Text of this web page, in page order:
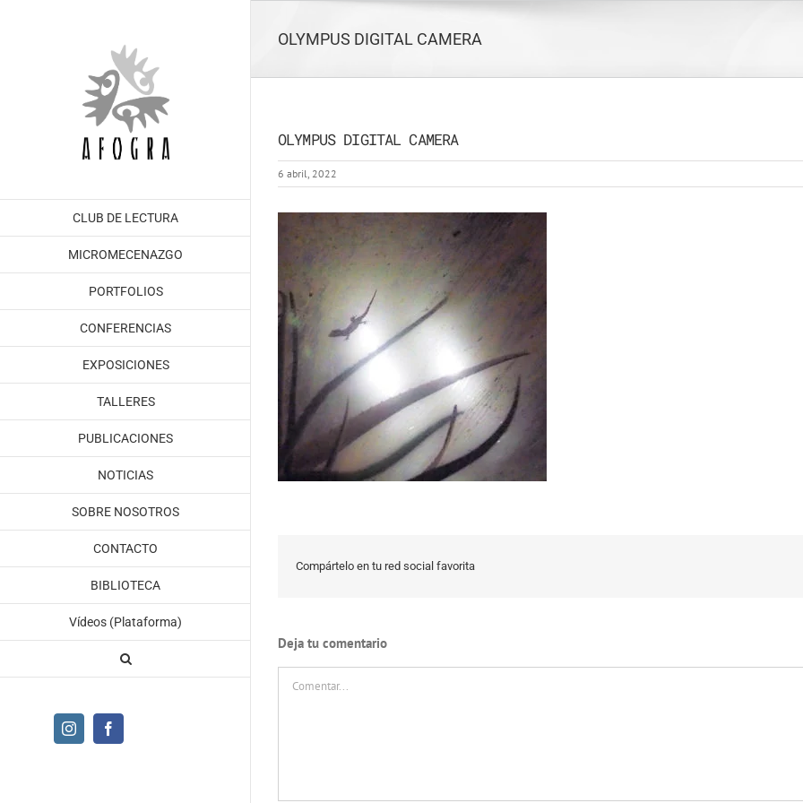
CLUB DE LECTURA
MICROMECENAZGO
PORTFOLIOS
CONFERENCIAS
EXPOSICIONES
TALLERES
PUBLICACIONES
NOTICIAS
SOBRE NOSOTROS
CONTACTO
BIBLIOTECA
Vídeos (Plataforma)
Instagram
OLYMPUS DIGITAL CAMERA
OLYMPUS DIGITAL CAMERA
6 abril, 2022
Compártelo en tu red social favorita
Deja tu comentario